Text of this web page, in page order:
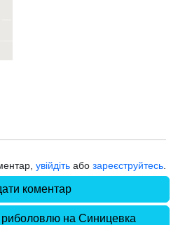
увійдіть або зареєструйтесь
коментар
риболовлю на Синицевка